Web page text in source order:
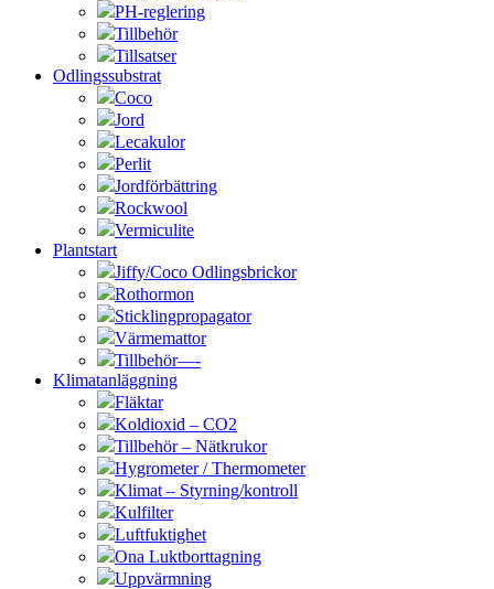
PH-reglering
Tillbehör
Tillsatser
Odlingssubstrat
Coco
Jord
Lecakulor
Perlit
Jordförbättring
Rockwool
Vermiculite
Plantstart
Jiffy/Coco Odlingsbrickor
Rothormon
Sticklingpropagator
Värmemattor
Tillbehör—-
Klimatanläggning
Fläktar
Koldioxid – CO2
Tillbehör – Nätkrukor
Hygrometer / Thermometer
Klimat – Styrning/kontroll
Kulfilter
Luftfuktighet
Ona Luktborttagning
Uppvärmning